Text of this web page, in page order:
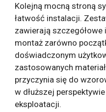
Kolejną mocną stroną
łatwość instalacji.
zawierają szczegółowe
montaż zarówno
doświadczonym
zastosowanych
przyczynia się do
w dłuższej
eksploatacji.